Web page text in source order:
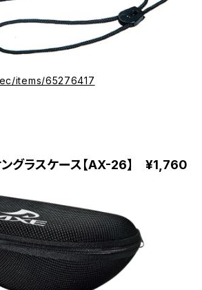
items/65276417
グラスケース【AX-26】 ¥1,760